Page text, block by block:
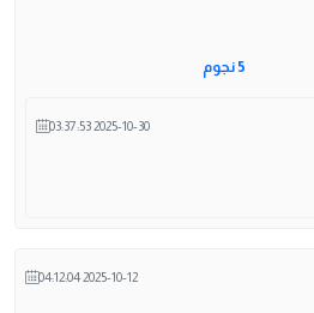
5 نجوم
2025-10-30 03:37:53
2025-10-12 04:12:04